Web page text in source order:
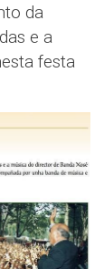
da
e a
festa